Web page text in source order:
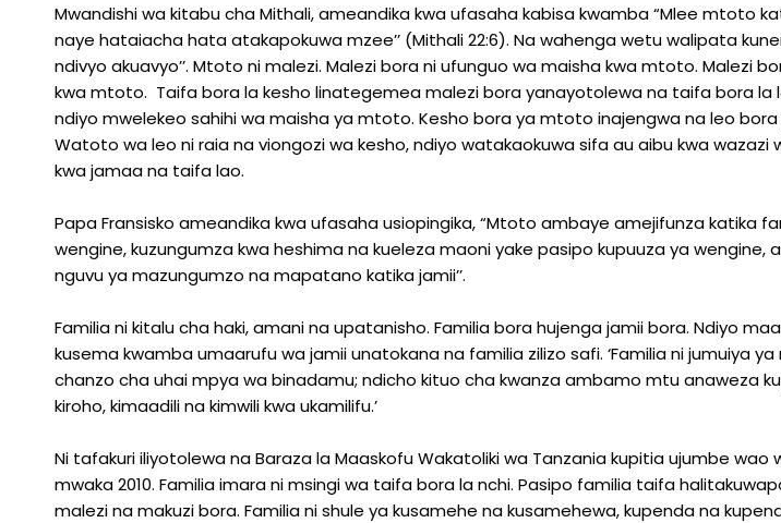
Mwandishi wa kitabu cha Mithali, ameandika kwa ufasaha kabisa kwamba “Mlee mtoto
naye hataiacha hata atakapokuwa mzee’’ (Mithali 22:6). Na wahenga wetu walipata
ndivyo akuavyo’’. Mtoto ni malezi. Malezi bora ni ufunguo wa maisha kwa mtoto. Malezi
kwa mtoto. Taifa bora la kesho linategemea malezi bora yanayotolewa na taifa bora la
ndiyo mwelekeo sahihi wa maisha ya mtoto. Kesho bora ya mtoto inajengwa na leo bora
Watoto wa leo ni raia na viongozi wa kesho, ndiyo watakaokuwa sifa au aibu kwa wazazi
kwa jamaa na taifa lao.
Papa Fransisko ameandika kwa ufasaha usiopingika, “Mtoto ambaye amejifunza katika
wengine, kuzungumza kwa heshima na kueleza maoni yake pasipo kupuuza ya wengine,
nguvu ya mazungumzo na mapatano katika jamii’’.
Familia ni kitalu cha haki, amani na upatanisho. Familia bora hujenga jamii bora. Ndiyo
kusema kwamba umaarufu wa jamii unatokana na familia zilizo safi. ‘Familia ni jumuiya ya
chanzo cha uhai mpya wa binadamu; ndicho kituo cha kwanza ambamo mtu anaweza
kiroho, kimaadili na kimwili kwa ukamilifu.’
Ni tafakuri iliyotolewa na Baraza la Maaskofu Wakatoliki wa Tanzania kupitia ujumbe wao
mwaka 2010. Familia imara ni msingi wa taifa bora la nchi. Pasipo familia taifa
malezi na makuzi bora. Familia ni shule ya kusamehe na kusamehewa, kupenda na